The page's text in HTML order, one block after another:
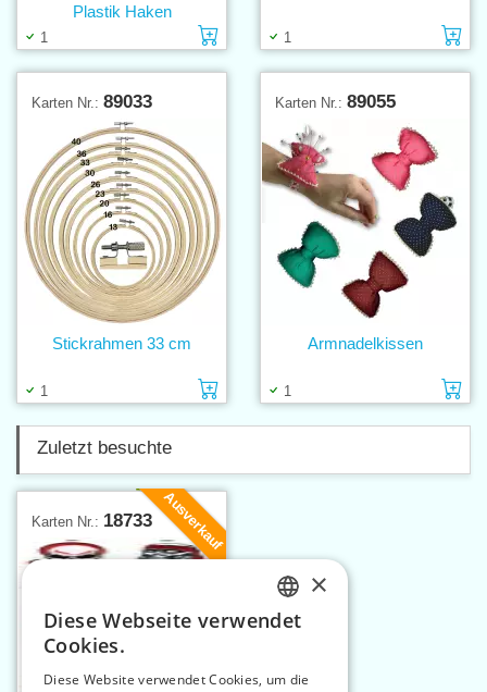
1 Einlage in den Warenkorb
Plastik Haken
1
Karten Nr.: 89033
1 Einlage in den Warenkorb
Stickrahmen 33 cm
Karten Nr.: 89055
1
Armnadelkissen
Zuletzt besuchte
Ausverkauf
Karten Nr.: 18733
CZECH
×
Diese Webseite verwendet
Cookies.
Diese Website verwendet Cookies, um die